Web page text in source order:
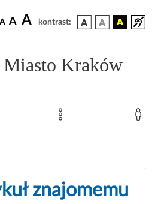
A A A kontrast:
Miasto Kraków
znajomemu